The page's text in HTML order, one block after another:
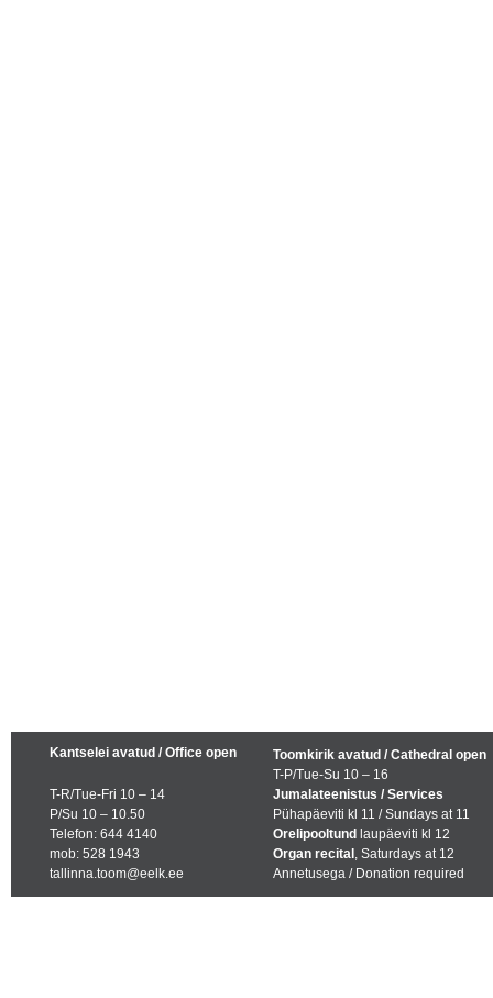
Kantselei avatud / Office open
T-R/Tue-Fri 10 – 14
P/Su 10 – 10.50
Telefon: 644 4140
mob: 528 1943
tallinna.toom@eelk.ee
Toomkirik avatud / Cathedral open
T-P/Tue-Su 10 – 16
Jumalateenistus / Services
Pühapäeviti kl 11 / Sundays at 11
Orelipooltund laupäeviti kl 12
Organ recital , Saturdays at 12
Annetusega / Donation required